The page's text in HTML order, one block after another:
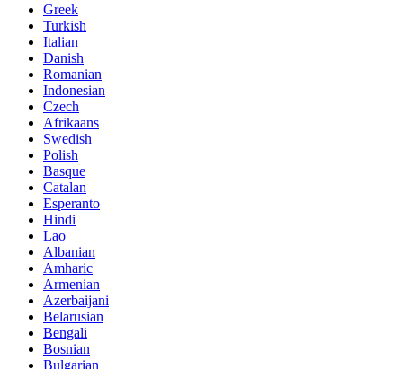
Greek
Turkish
Italian
Danish
Romanian
Indonesian
Czech
Afrikaans
Swedish
Polish
Basque
Catalan
Esperanto
Hindi
Lao
Albanian
Amharic
Armenian
Azerbaijani
Belarusian
Bengali
Bosnian
Bulgarian